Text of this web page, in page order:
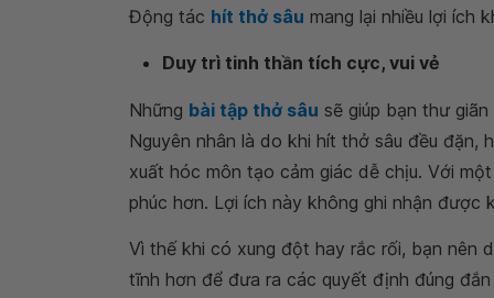
Động tác hít thở sâu mang lại nhiều lợi ích
Duy trì tinh thần tích cực, vui vẻ
Những bài tập thở sâu sẽ giúp bạn thư
Nguyên nhân là do khi hít thở sâu đều
xuất hóc môn tạo cảm giác dễ chịu. Với
phúc hơn. Lợi ích này không ghi nhận
Vì thế khi có xung đột hay rắc rối, bạn nên
tĩnh hơn để đưa ra các quyết định đúng